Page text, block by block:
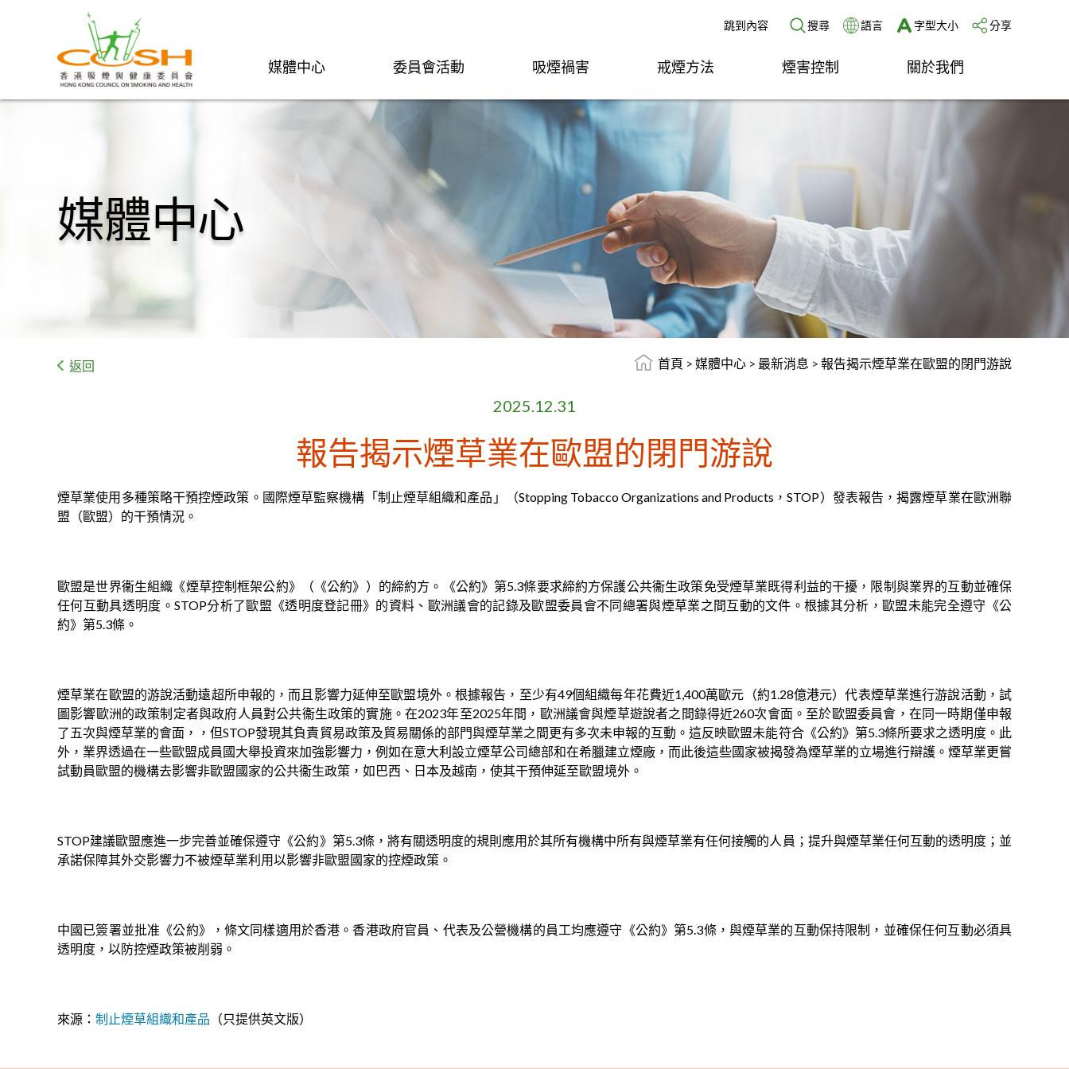
跳到內容 搜尋 語言 字型大小 分享
媒體中心 委員會活動 吸煙禍害 戒煙方法 煙害控制 關於我們
媒體中心
返回 首頁 > 媒體中心 > 最新消息 > 報告揭示煙草業在歐盟的閉門游說
2025.12.31
報告揭示煙草業在歐盟的閉門游說
煙草業使用多種策略干預控煙政策。國際煙草監察機構「制止煙草組織和產品」（Stopping Tobacco Organizations and Products，STOP）發表報告，揭露煙草業在歐洲聯
盟（歐盟）的干預情況。
歐盟是世界衞生組織《煙草控制框架公約》（《公約》）的締約方。《公約》第5.3條要求締約方保護公共衞生政策免受煙草業既得利益的干擾，限制與業界的互動並確保
任何互動具透明度。STOP分析了歐盟《透明度登記冊》的資料、歐洲議會的記錄及歐盟委員會不同總署與煙草業之間互動的文件。根據其分析，歐盟未能完全遵守《公
約》第5.3條。
煙草業在歐盟的游說活動遠超所申報的，而且影響力延伸至歐盟境外。根據報告，至少有49個組織每年花費近1,400萬歐元（約1.28億港元）代表煙草業進行游說活動，試
圖影響歐洲的政策制定者與政府人員對公共衞生政策的實施。在2023年至2025年間，歐洲議會與煙草遊說者之間錄得近260次會面。至於歐盟委員會，在同一時期僅申報
了五次與煙草業的會面，，但STOP發現其負責貿易政策及貿易關係的部門與煙草業之間更有多次未申報的互動。這反映歐盟未能符合《公約》第5.3條所要求之透明度。此
外，業界透過在一些歐盟成員國大舉投資來加強影響力，例如在意大利設立煙草公司總部和在希臘建立煙廠，而此後這些國家被揭發為煙草業的立場進行辯護。煙草業更嘗
試動員歐盟的機構去影響非歐盟國家的公共衞生政策，如巴西、日本及越南，使其干預伸延至歐盟境外。
STOP建議歐盟應進一步完善並確保遵守《公約》第5.3條，將有關透明度的規則應用於其所有機構中所有與煙草業有任何接觸的人員；提升與煙草業任何互動的透明度；並
承諾保障其外交影響力不被煙草業利用以影響非歐盟國家的控煙政策。
中國已簽署並批准《公約》，條文同樣適用於香港。香港政府官員、代表及公營機構的員工均應遵守《公約》第5.3條，與煙草業的互動保持限制，並確保任何互動必須具
透明度，以防控煙政策被削弱。
來源： 制止煙草組織和產品 （只提供英文版）